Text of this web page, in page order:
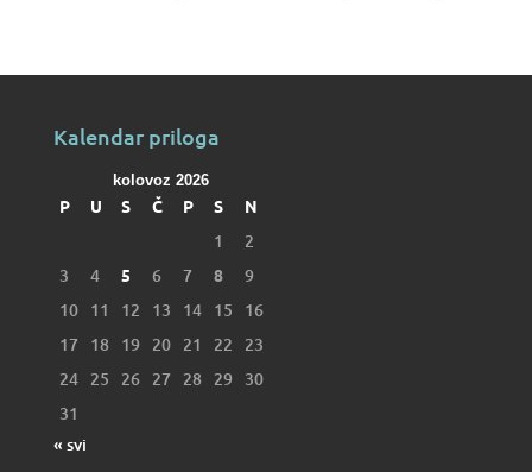
Kalendar priloga
kolovoz 2026
P U S Č P S N
1
2
3
4 5 6 7 8
9
10 11 12 13 14 15
16
17 18 19 20 21 22
23
24 25 26 27 28 29
30
31
« svi